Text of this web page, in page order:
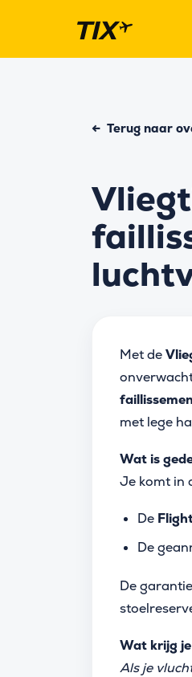
← Terug naar
Met de
met lege
Wat is
Je komt in
De
De
De
Wat krijg
Als je